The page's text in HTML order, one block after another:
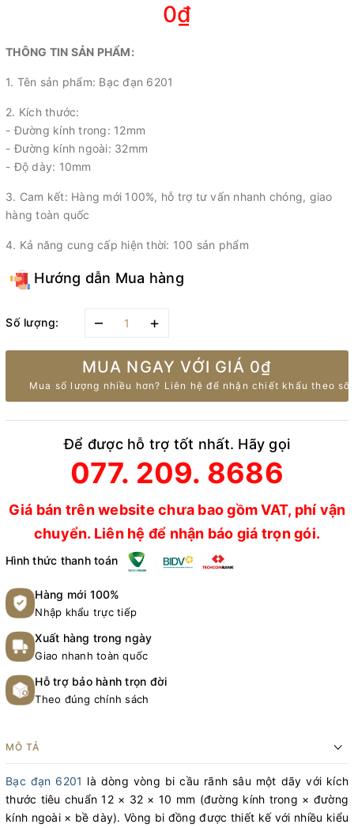
0₫
THÔNG TIN SẢN PHẨM:
1. Tên sản phẩm: Bạc đạn 6201
2. Kích thước:
- Đường kính trong: 12mm
- Đường kính ngoài: 32mm
- Độ dày: 10mm
3. Cam kết: Hàng mới 100%, hỗ trợ tư vấn nhanh chóng, giao
hàng toàn quốc
4. Kả năng cung cấp hiện thời: 100 sản phẩm
Hướng dẫn Mua hàng
Số lượng: – +
MUA NGAY VỚI GIÁ 0₫
Mua số lượng nhiều hơn? Liên hệ để nhận chiết khấu theo số
Để được hỗ trợ tốt nhất. Hãy gọi
077. 209. 8686
Giá bán trên website chưa bao gồm VAT, phí vận
chuyển. Liên hệ để nhận báo giá trọn gói.
Hình thức thanh toán
Hàng mới 100%
Nhập khẩu trực tiếp
Xuất hàng trong ngày
Giao nhanh toàn quốc
Hỗ trợ bảo hành trọn đời
Theo đúng chính sách
MÔ TẢ
Bạc đạn 6201 là dòng vòng bi cầu rãnh sâu một dãy với kích
thước tiêu chuẩn 12 × 32 × 10 mm (đường kính trong × đường
kính ngoài × bề dày). Vòng bi đồng được thiết kế với nhiều kiểu